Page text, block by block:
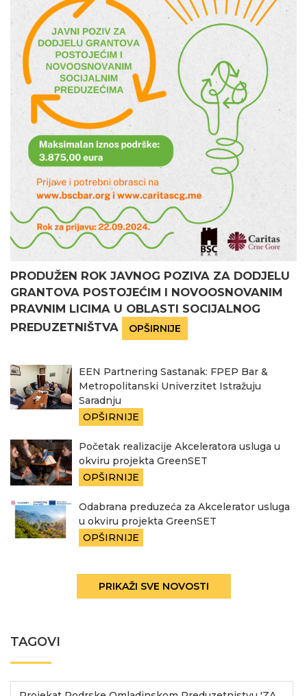
PRODUŽEN ROK JAVNOG POZIVA ZA DODJELU
GRANTOVA POSTOJEĆIM I NOVOOSNOVANIM
PRAVNIM LICIMA U OBLASTI SOCIJALNOG
PREDUZETNIŠTVA
OPŠIRNIJE
EEN Partnering Sastanak: FPEP Bar &
Metropolitanski Univerzitet Istražuju
Saradnju
OPŠIRNIJE
Početak realizacije Akceleratora usluga u
okviru projekta GreenSET
OPŠIRNIJE
Odabrana preduzeća za Akcelerator usluga
u okviru projekta GreenSET
OPŠIRNIJE
PRIKAŽI SVE NOVOSTI
TAGOVI